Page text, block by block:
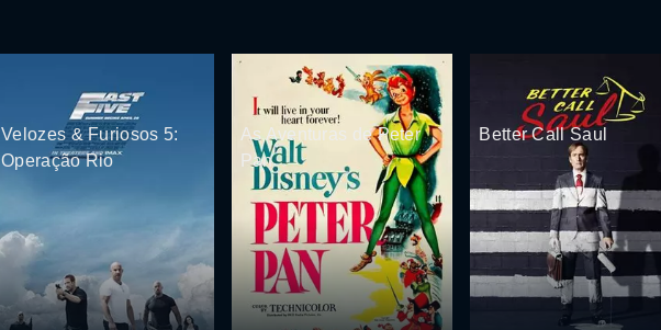
Velozes & Furiosos 5:
Operação Rio
As Aventuras de Peter
Pan
Better Call Saul